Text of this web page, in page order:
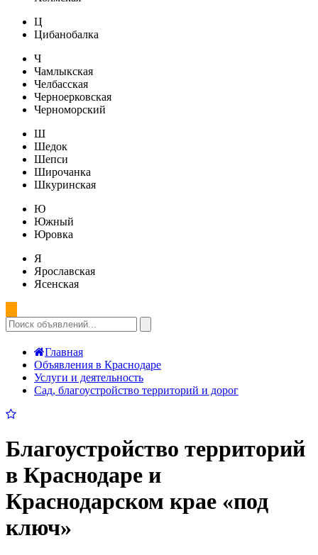
Ц
Цибанобалка
Ч
Чамлыкская
Челбасская
Черноерковская
Черноморский
Ш
Шедок
Шепси
Широчанка
Шкуринская
Ю
Южный
Юровка
Я
Ярославская
Ясенская
Главная
Объявления в Краснодаре
Услуги и деятельность
Сад, благоустройство территорий и дорог
Благоустройство территорий
в Краснодаре и
Краснодарском крае «под
ключ»